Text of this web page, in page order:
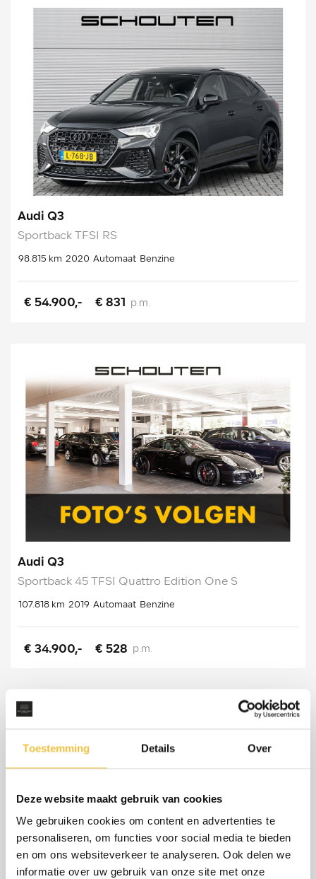
Toestemming Details Over
Deze website maakt gebruik van cookies
We gebruiken cookies om content en advertenties te
personaliseren, om functies voor social media te bieden
en om ons websiteverkeer te analyseren. Ook delen we
informatie over uw gebruik van onze site met onze
Audi Q3
Sportback TFSI RS
98.815 km 2020 Automaat Benzine
€ 54.900,- € 831 p.m.
Audi Q3
Sportback 45 TFSI Quattro Edition One S
107.818 km 2019 Automaat Benzine
€ 34.900,- € 528 p.m.